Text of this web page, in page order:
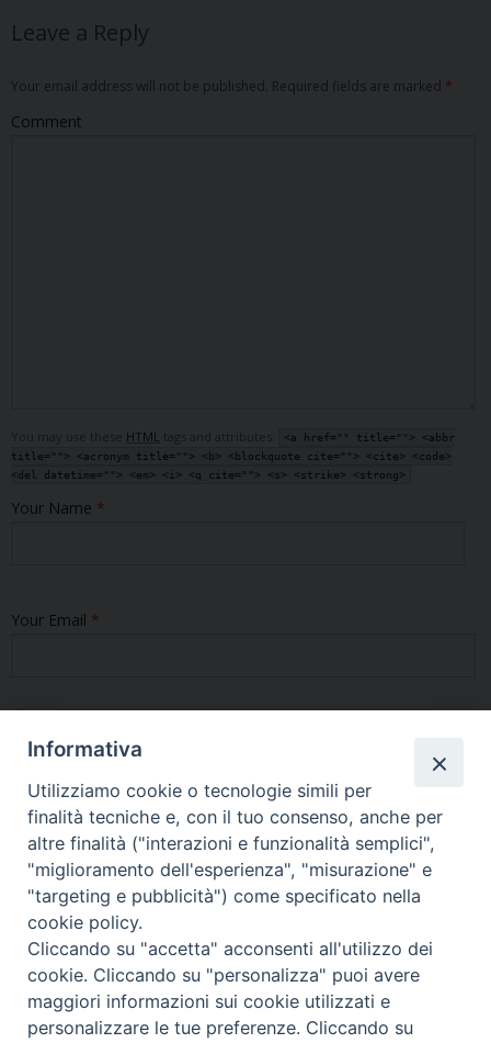
Leave a Reply
Your email address will not be published. Required fields are marked *
Comment
You may use these HTML tags and attributes:
<a href="" title=""> <abbr
title=""> <acronym title=""> <b> <blockquote cite=""> <cite> <code>
<del datetime=""> <em> <i> <q cite=""> <s> <strike> <strong>
Your Name *
Your Email *
Informativa
Utilizziamo cookie o tecnologie simili per
finalità tecniche e, con il tuo consenso, anche per
altre finalità ("interazioni e funzionalità semplici",
"miglioramento dell'esperienza", "misurazione" e
"targeting e pubblicità") come specificato nella
cookie policy.
Cliccando su "accetta" acconsenti all'utilizzo dei
cookie. Cliccando su "personalizza" puoi avere
maggiori informazioni sui cookie utilizzati e
personalizzare le tue preferenze. Cliccando su